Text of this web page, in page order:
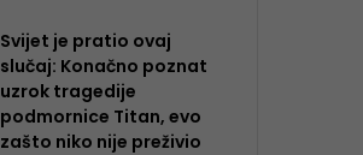
Svijet je pratio ovaj
slučaj: Konačno poznat
uzrok tragedije
podmornice Titan, evo
zašto niko nije preživio